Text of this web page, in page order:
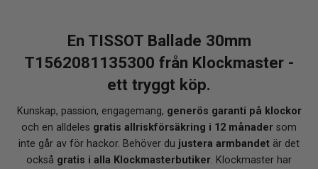
En TISSOT Ballade 30mm
T1562081135300 från Klockmaster -
ett tryggt köp.
Kunskap, passion, engagemang, generös garanti på klockor
och en alldeles gratis allriskförsäkring i 12 månader som
inte går av för hackor. Behöver du justera armbandet är det
också gratis i alla Klockmasterbutiker. Klockmaster har